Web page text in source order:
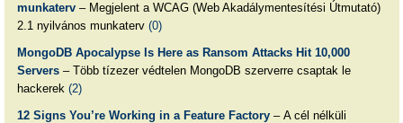
munkaterv– Megjelent a WCAG (Web Akadálymentesítési Útmutató)
2.1 nyilvános munkaterv (0)
MongoDB Apocalypse Is Here as Ransom Attacks Hit 10,000
Servers– Több tízezer védtelen MongoDB szerverre csaptak le
hackerek (2)
12 Signs You’re Working in a Feature Factory– A cél nélküli